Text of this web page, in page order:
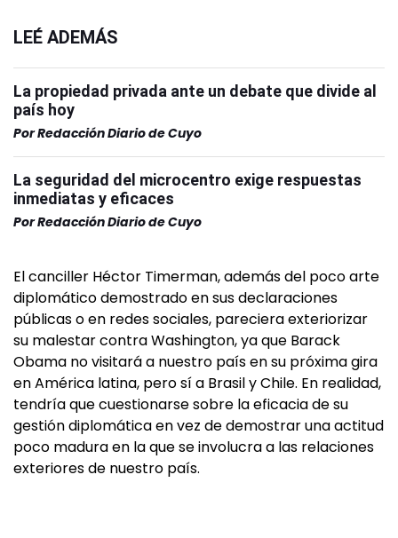
LEÉ ADEMÁS
La propiedad privada ante un debate que divide al
país hoy
PorRedacción Diario de Cuyo
La seguridad del microcentro exige respuestas
inmediatas y eficaces
PorRedacción Diario de Cuyo
El canciller Héctor Timerman, además del poco arte
diplomático demostrado en sus declaraciones
públicas o en redes sociales, pareciera exteriorizar
su malestar contra Washington, ya que Barack
Obama no visitará a nuestro país en su próxima gira
en América latina, pero sí a Brasil y Chile. En realidad,
tendría que cuestionarse sobre la eficacia de su
gestión diplomática en vez de demostrar una actitud
poco madura en la que se involucra a las relaciones
exteriores de nuestro país.